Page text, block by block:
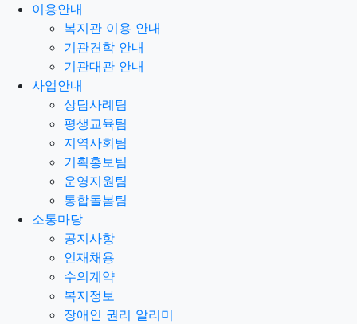
이용안내
복지관 이용 안내
기관견학 안내
기관대관 안내
사업안내
상담사례팀
평생교육팀
지역사회팀
기획홍보팀
운영지원팀
통합돌봄팀
소통마당
공지사항
인재채용
수의계약
복지정보
장애인 권리 알리미